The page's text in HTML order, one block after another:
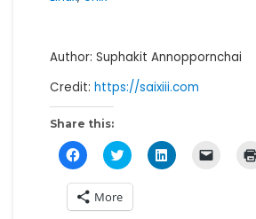
Author: Suphakit Annoppornchai
Credit: https://saixiii.com
Share this:
C
l
c
k
t
C
l
c
t
C
l
More